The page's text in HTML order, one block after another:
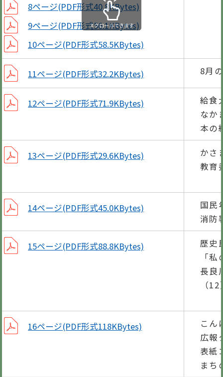
8ページ(PDF形式40.8KBytes)
9ページ(PDF形式56.1KBytes)
10ページ(PDF形式58.5KBytes)
11ページ(PDF形式32.2KBytes) 8月
12ページ(PDF形式71.9KBytes)
給食
なか
本の
13ページ(PDF形式29.6KBytes)
かさ
教育
14ページ(PDF形式45.0KBytes)
国
消
15ページ(PDF形式88.8KBytes)
歴史
「
長良
（
16ページ(PDF形式118KBytes)
こん
広報
表紙
まち
スクロールできます